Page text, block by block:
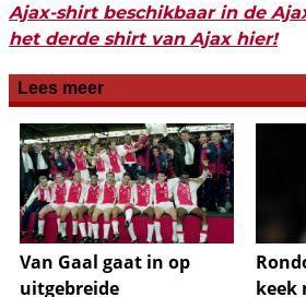
Ajax-shirt beschikbaar in de
het derde shirt van Ajax hier!